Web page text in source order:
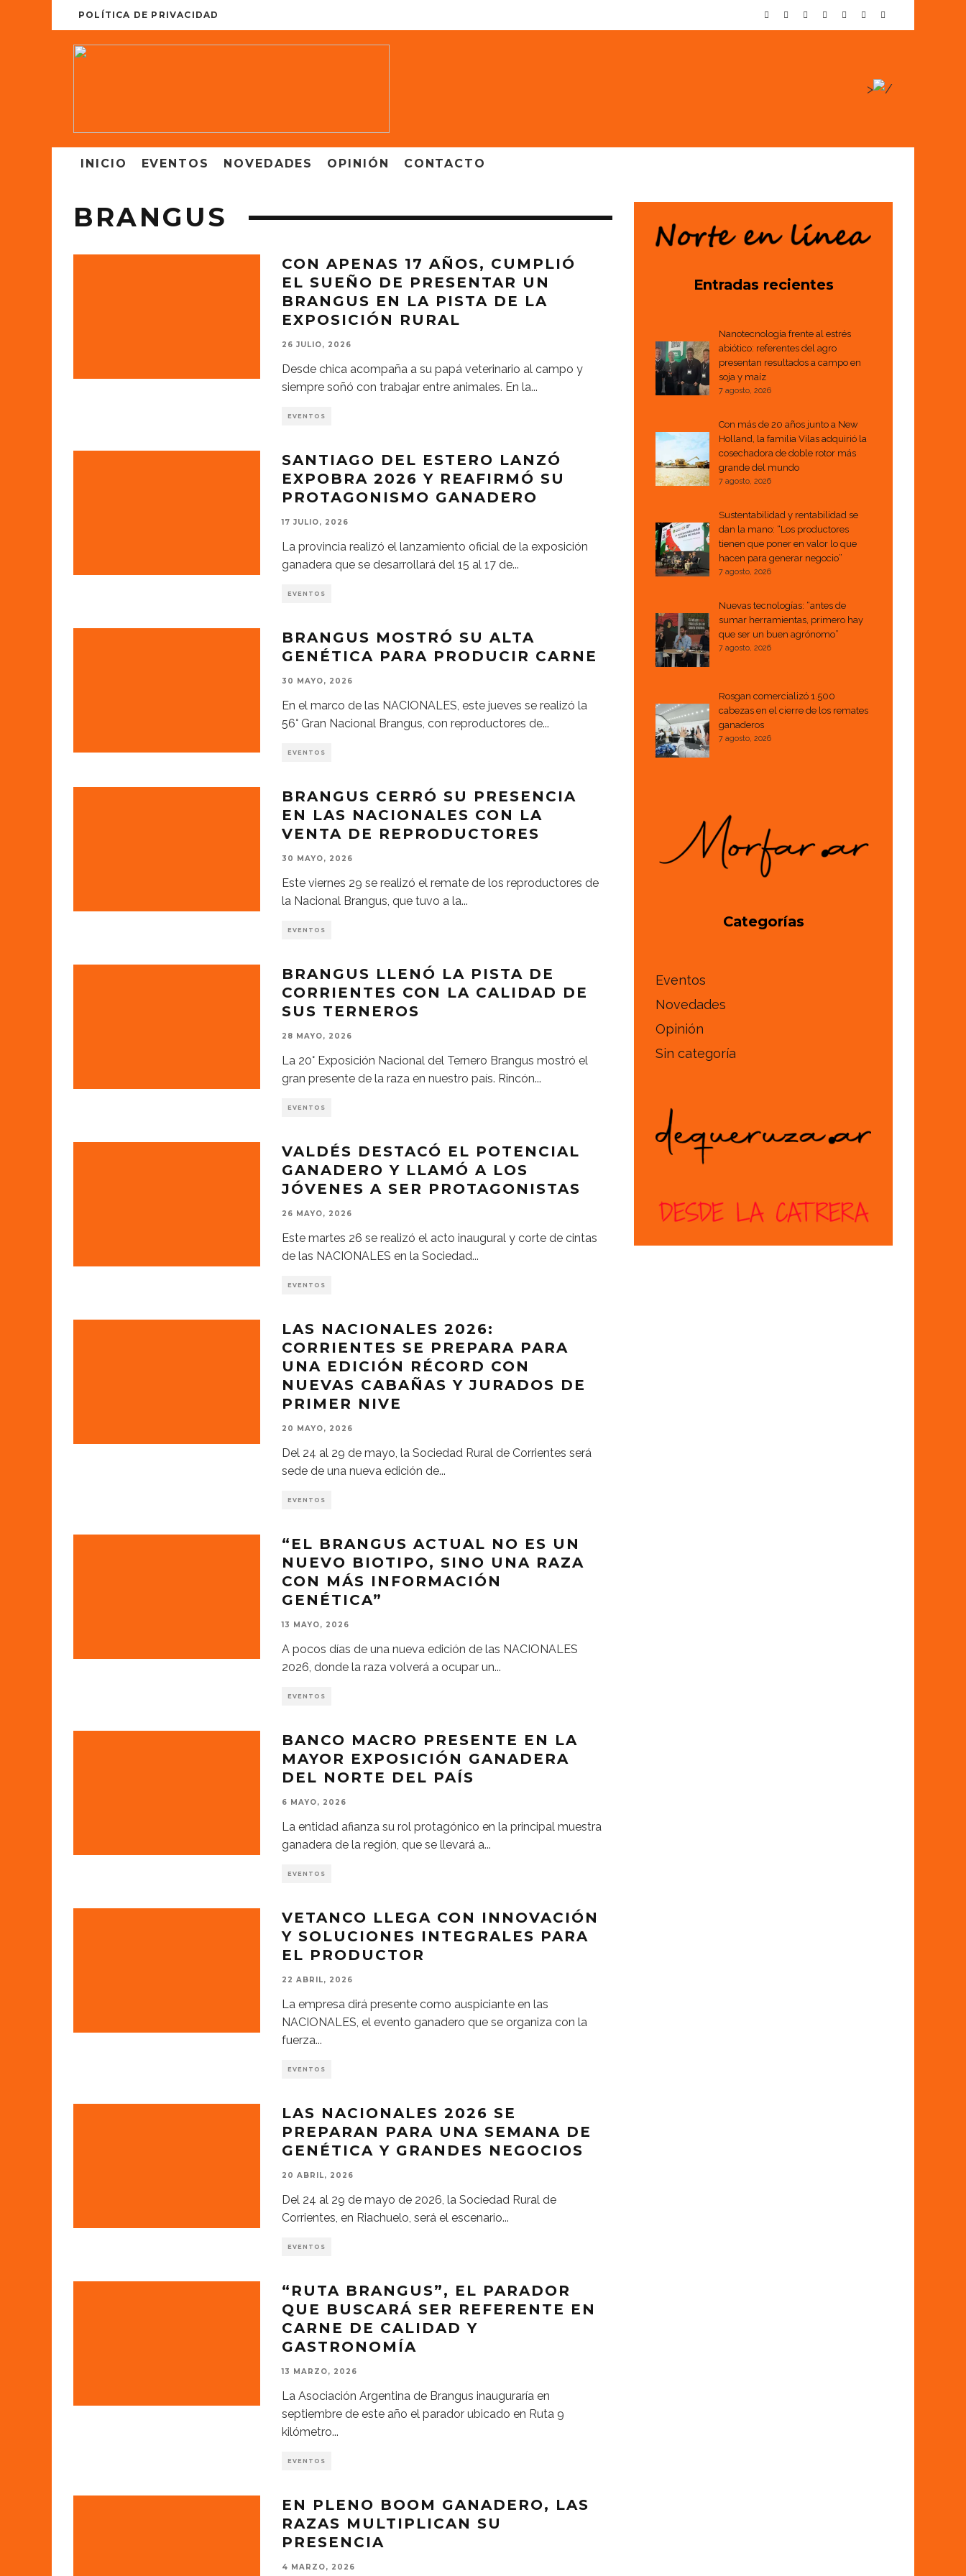
POLÍTICA DE PRIVACIDAD
>
INICIO EVENTOS NOVEDADES OPINIÓN CONTACTO
BRANGUS
CON APENAS 17 AÑOS, CUMPLIÓ
EL SUEÑO DE PRESENTAR UN
BRANGUS EN LA PISTA DE LA
EXPOSICIÓN RURAL
26 JULIO, 2026
Desde chica acompaña a su papá veterinario al campo y
siempre soñó con trabajar entre animales. En la...
EVENTOS
SANTIAGO DEL ESTERO LANZÓ
EXPOBRA 2026 Y REAFIRMÓ SU
PROTAGONISMO GANADERO
17 JULIO, 2026
La provincia realizó el lanzamiento oficial de la exposición
ganadera que se desarrollará del 15 al 17 de...
EVENTOS
BRANGUS MOSTRÓ SU ALTA
GENÉTICA PARA PRODUCIR CARNE
30 MAYO, 2026
En el marco de las NACIONALES, este jueves se realizó la
56° Gran Nacional Brangus, con reproductores de...
EVENTOS
BRANGUS CERRÓ SU PRESENCIA
EN LAS NACIONALES CON LA
VENTA DE REPRODUCTORES
30 MAYO, 2026
Este viernes 29 se realizó el remate de los reproductores de
la Nacional Brangus, que tuvo a la...
EVENTOS
BRANGUS LLENÓ LA PISTA DE
CORRIENTES CON LA CALIDAD DE
SUS TERNEROS
28 MAYO, 2026
La 20° Exposición Nacional del Ternero Brangus mostró el
gran presente de la raza en nuestro país. Rincón...
EVENTOS
VALDÉS DESTACÓ EL POTENCIAL
GANADERO Y LLAMÓ A LOS
JÓVENES A SER PROTAGONISTAS
26 MAYO, 2026
Este martes 26 se realizó el acto inaugural y corte de cintas
de las NACIONALES en la Sociedad...
EVENTOS
LAS NACIONALES 2026:
CORRIENTES SE PREPARA PARA
UNA EDICIÓN RÉCORD CON
NUEVAS CABAÑAS Y JURADOS DE
PRIMER NIVE
20 MAYO, 2026
Del 24 al 29 de mayo, la Sociedad Rural de Corrientes será
sede de una nueva edición de...
EVENTOS
“EL BRANGUS ACTUAL NO ES UN
NUEVO BIOTIPO, SINO UNA RAZA
CON MÁS INFORMACIÓN
GENÉTICA”
13 MAYO, 2026
A pocos días de una nueva edición de las NACIONALES
2026, donde la raza volverá a ocupar un...
EVENTOS
BANCO MACRO PRESENTE EN LA
MAYOR EXPOSICIÓN GANADERA
DEL NORTE DEL PAÍS
6 MAYO, 2026
La entidad afianza su rol protagónico en la principal muestra
ganadera de la región, que se llevará a...
EVENTOS
VETANCO LLEGA CON INNOVACIÓN
Y SOLUCIONES INTEGRALES PARA
EL PRODUCTOR
22 ABRIL, 2026
La empresa dirá presente como auspiciante en las
NACIONALES, el evento ganadero que se organiza con la
fuerza...
EVENTOS
LAS NACIONALES 2026 SE
PREPARAN PARA UNA SEMANA DE
GENÉTICA Y GRANDES NEGOCIOS
20 ABRIL, 2026
Del 24 al 29 de mayo de 2026, la Sociedad Rural de
Corrientes, en Riachuelo, será el escenario...
EVENTOS
“RUTA BRANGUS”, EL PARADOR
QUE BUSCARÁ SER REFERENTE EN
CARNE DE CALIDAD Y
GASTRONOMÍA
13 MARZO, 2026
La Asociación Argentina de Brangus inauguraría en
septiembre de este año el parador ubicado en Ruta 9
kilómetro...
EVENTOS
EN PLENO BOOM GANADERO, LAS
RAZAS MULTIPLICAN SU
PRESENCIA
4 MARZO, 2026
Entradas recientes
Nanotecnología frente al estrés
abiótico: referentes del agro
presentan resultados a campo en
soja y maíz
7 agosto, 2026
Con más de 20 años junto a New
Holland, la familia Vilas adquirió la
cosechadora de doble rotor más
grande del mundo
7 agosto, 2026
Sustentabilidad y rentabilidad se
dan la mano: “Los productores
tienen que poner en valor lo que
hacen para generar negocio”
7 agosto, 2026
Nuevas tecnologías: “antes de
sumar herramientas, primero hay
que ser un buen agrónomo”
7 agosto, 2026
Rosgan comercializó 1.500
cabezas en el cierre de los remates
ganaderos
7 agosto, 2026
Categorías
Eventos
Novedades
Opinión
Sin categoría